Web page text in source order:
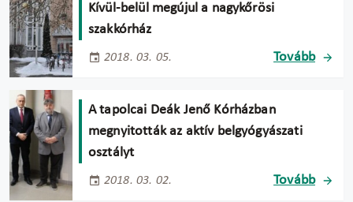
Kívül-belül megújul a nagykőrösi
szakkórház
2018. 03. 05. Tovább
A tapolcai Deák Jenő Kórházban
megnyitották az aktív belgyógyászati
osztályt
2018. 03. 02. Tovább